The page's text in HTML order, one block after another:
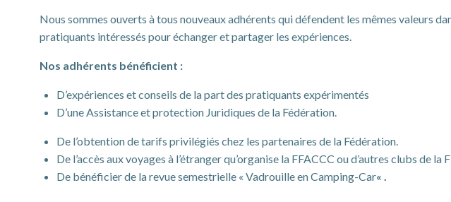
Nous sommes ouverts à tous nouveaux adhérents qui défendent les mêmes valeurs
pratiquants intéressés pour échanger et partager les expériences.
Nos adhérents bénéficient :
D’expériences et conseils de la part des pratiquants expérimentés
D’une Assistance et protection Juridiques de la Fédération.
De l’obtention de tarifs privilégiés chez les partenaires de la Fédération.
De l’accès aux voyages à l’étranger qu’organise la FFACCC ou d’autres clubs de la
De bénéficier de la revue semestrielle « Vadrouille en Camping-Car« .